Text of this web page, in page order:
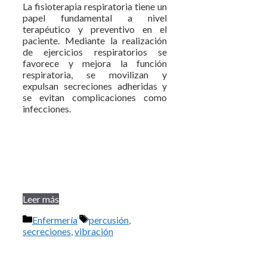
La fisioterapia respiratoria tiene un
papel fundamental a nivel
terapéutico y preventivo en el
paciente. Mediante la realización
de ejercicios respiratorios se
favorece y mejora la función
respiratoria, se movilizan y
expulsan secreciones adheridas y
se evitan complicaciones como
infecciones.
Leer más
Categorías
Enfermería Etiquetas
percusión,
secreciones,vibración